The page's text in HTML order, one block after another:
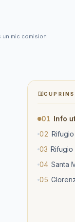
un mic comision
CUPRINS
01 Info
02
03 Rifugio
04 Santa
05